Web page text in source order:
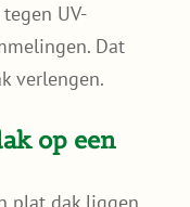
UV-
Dat
verlengen.
op een